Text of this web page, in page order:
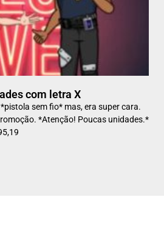
com letra X
sem fio* mas, era super cara.
*Atenção! Poucas unidades.*